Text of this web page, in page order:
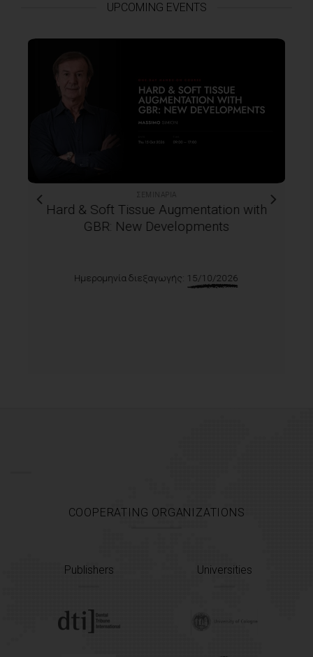
UPCOMING EVENTS
ΣΕΜΙΝΆΡΙΑ
Clinical Training in Botulinum Toxin A &
Dermal Fillers Hands-on Seminar for
Ημερομηνία διεξαγωγής:26-27/09/2026(Αθήνα)
COOPERATING ORGANIZATIONS
Publishers Universities